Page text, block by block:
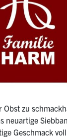
Obst zu
neuartige
Geschmack